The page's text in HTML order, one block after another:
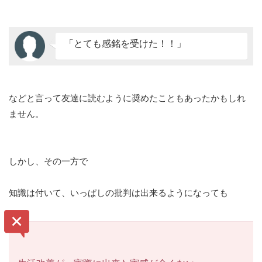
「とても感銘を受けた！！」
などと言って友達に読むように奨めたこともあったかもしれ
ません。
しかし、その一方で
知識は付いて、いっぱしの批判は出来るようになっても